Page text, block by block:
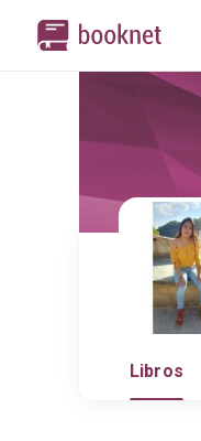
Libros